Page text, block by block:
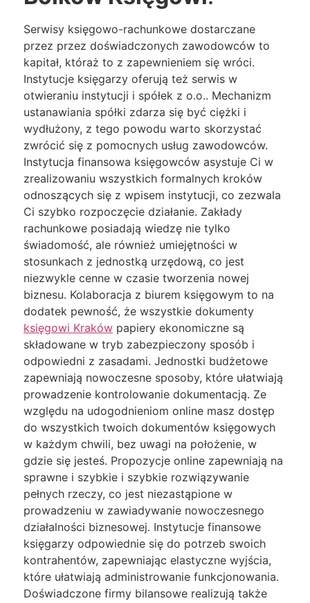
Serwisy księgowo-rachunkowe dostarczane
przez przez doświadczonych zawodowców to
kapitał, któraż to z zapewnieniem się wróci.
Instytucje księgarzy oferują też serwis w
otwieraniu instytucji i spółek z o.o.. Mechanizm
ustanawiania spółki zdarza się być ciężki i
wydłużony, z tego powodu warto skorzystać
zwrócić się z pomocnych usług zawodowców.
Instytucja finansowa księgowców asystuje Ci w
zrealizowaniu wszystkich formalnych kroków
odnoszących się z wpisem instytucji, co zezwala
Ci szybko rozpoczęcie działanie. Zakłady
rachunkowe posiadają wiedzę nie tylko
świadomość, ale również umiejętności w
stosunkach z jednostką urzędową, co jest
niezwykle cenne w czasie tworzenia nowej
biznesu. Kolaboracja z biurem księgowym to na
dodatek pewność, że wszystkie dokumenty
księgowi Kraków papiery ekonomiczne są
składowane w tryb zabezpieczony sposób i
odpowiedni z zasadami. Jednostki budżetowe
zapewniają nowoczesne sposoby, które ułatwiają
prowadzenie kontrolowanie dokumentacją. Ze
względu na udogodnieniom online masz dostęp
do wszystkich twoich dokumentów księgowych
w każdym chwili, bez uwagi na położenie, w
gdzie się jesteś. Propozycje online zapewniają na
sprawne i szybkie i szybkie rozwiązywanie
pełnych rzeczy, co jest niezastąpione w
prowadzeniu w zawiadywanie nowoczesnego
działalności biznesowej. Instytucje finansowe
księgarzy odpowiednie się do potrzeb swoich
kontrahentów, zapewniając elastyczne wyjścia,
które ułatwiają administrowanie funkcjonowania.
Doświadczone firmy bilansowe realizują także